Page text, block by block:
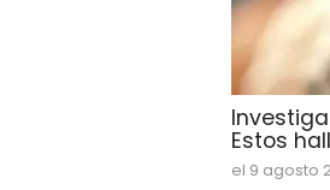
Estos
el 9 agosto